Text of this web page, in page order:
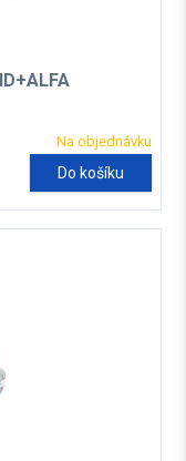
Na objednávku
Do košíku